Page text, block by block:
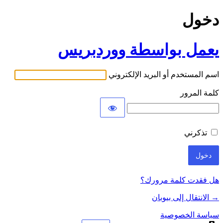
دخول
يعمل بواسطة ووردبريس
اسم المستخدم أو البريد الإلكتروني
كلمة المرور
تذكرني
هل فقدت كلمة مرورك؟
→ الانتقال إلى بيوبان
سياسة الخصوصية